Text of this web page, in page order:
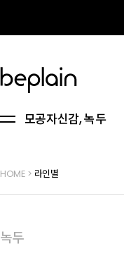
모공자신감, 녹두
HOME > 라인별
녹두